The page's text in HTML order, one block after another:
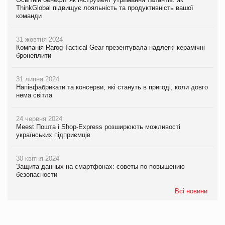
ThinkGlobal підвищує лояльність та продуктивність вашої
команди
31 жовтня 2024
Компанія Rarog Tactical Gear презентувала надлегкі керамічні
бронеплити
31 липня 2024
Напівфабрикати та консерви, які стануть в пригоді, коли довго
нема світла
24 червня 2024
Meest Пошта і Shop-Express розширюють можливості
українських підприємців
30 квітня 2024
Защита данных на смартфонах: советы по повышению
безопасности
Всі новини